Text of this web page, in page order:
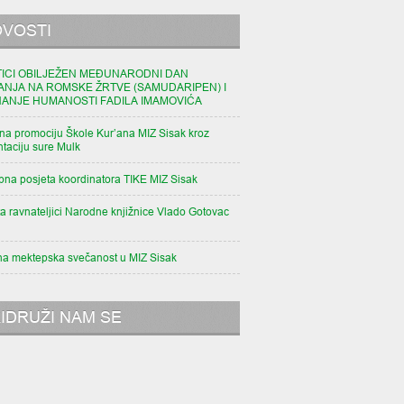
OBILJEŽEN MEĐUNARODNI DAN
NA ROMSKE ŽRTVE (SAMUDARIPEN) I
HUMANOSTI FADILA IMAMOVIĆA
promociju Škole Kur’ana MIZ Sisak kroz
sure Mulk
posjeta koordinatora TIKE MIZ Sisak
ravnateljici Narodne knjižnice Vlado Gotovac
mektepska svečanost u MIZ Sisak
NAM SE